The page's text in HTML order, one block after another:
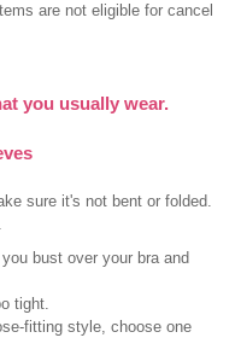
are not eligible for cancel
you usually wear.
sure it's not bent or folded.
bust over your bra and
tight.
fitting style, choose one